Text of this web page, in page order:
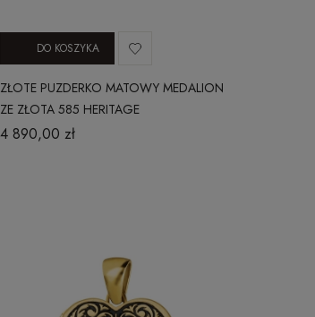
ZŁOTE PUZDERKO MATOWY MEDALION
ZE ZŁOTA 585 HERITAGE
4 890,00 zł
DO KOSZYKA